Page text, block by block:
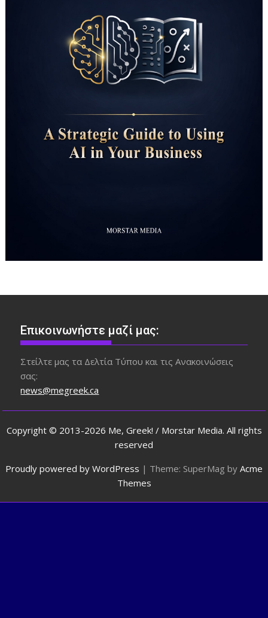
Επικοινωνήστε μαζί μας:
Στείλτε μας τα Δελτία Τύπου και τις Ανακοινώσεις
σας:
news@megreek.ca
Copyright © 2013-2026 Me, Greek! / Morstar Media. All rights
reserved
Proudly powered by WordPress | Theme: SuperMag by Acme
Themes